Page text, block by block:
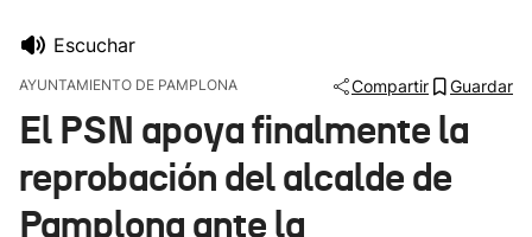
Ikusmiran
Escuchar
AYUNTAMIENTO DE PAMPLONA Compartir Guardar
El PSN apoya finalmente la
reprobación del alcalde de
Pamplona ante la